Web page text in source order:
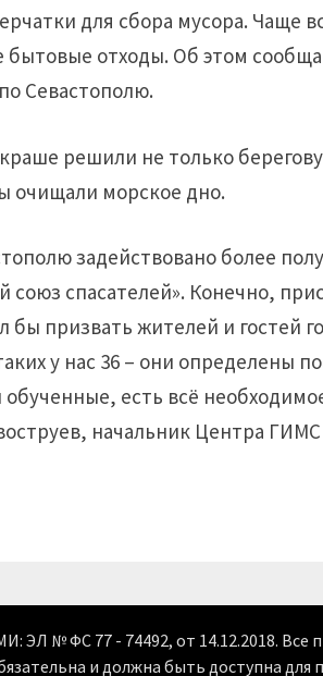
для сбора мусора. Чаще
бытовые отходы. Об этом
Севастополю.
решили не только
очищали морское дно.
задействовано более
союз спасателей». Конечно,
бы призвать жителей и гостей
у нас 36 – они определены
обученные, есть всё
начальник Центра
ЭЛ № ФС 77 - 74492, от 14.12.2018.
и должна быть доступна